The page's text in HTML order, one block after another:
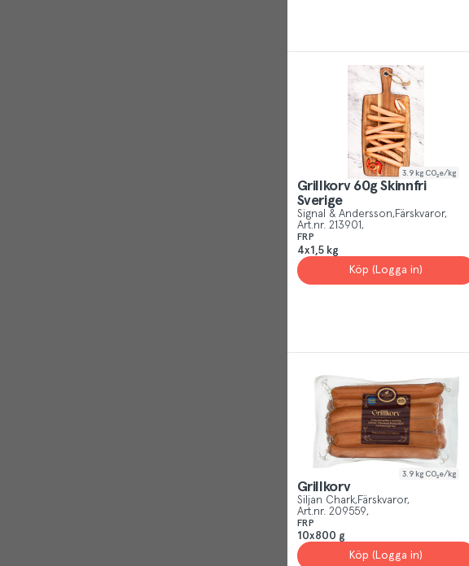
3.9 kg CO₂e/kg
Grillkorv 60g Skinnfri
Sverige
Signal & Andersson Färskvaror
Art.nr. 213901
FRP
4x1,5 kg
Köp (Logga in)
3.9 kg CO₂e/kg
Grillkorv
Siljan Chark Färskvaror
Art.nr. 209559
FRP
10x800 g
Köp (Logga in)
Reject All